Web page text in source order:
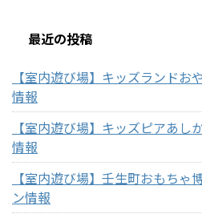
最近の投稿
【室内遊び場】キッズランドお
情報
【室内遊び場】キッズピアあし
情報
【室内遊び場】壬生町おもちゃ
ン情報